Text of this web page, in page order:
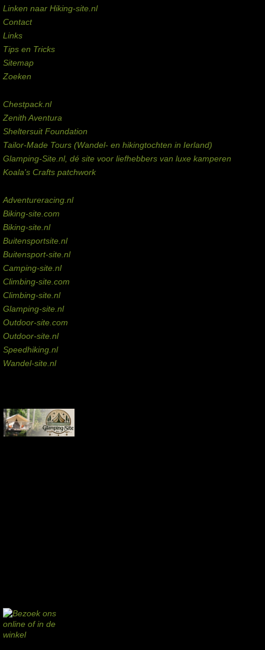
Linken naar Hiking-site.nl
Contact
Links
Tips en Tricks
Sitemap
Zoeken
Chestpack.nl
Zenith Aventura
Sheltersuit Foundation
Tailor-Made Tours (Wandel- en hikingtochten in Ierland)
Glamping-Site.nl, dé site voor liefhebbers van luxe kamperen
Koala's Crafts patchwork
Adventureracing.nl
Biking-site.com
Biking-site.nl
Buitensportsite.nl
Buitensport-site.nl
Camping-site.nl
Climbing-site.com
Climbing-site.nl
Glamping-site.nl
Outdoor-site.com
Outdoor-site.nl
Speedhiking.nl
Wandel-site.nl